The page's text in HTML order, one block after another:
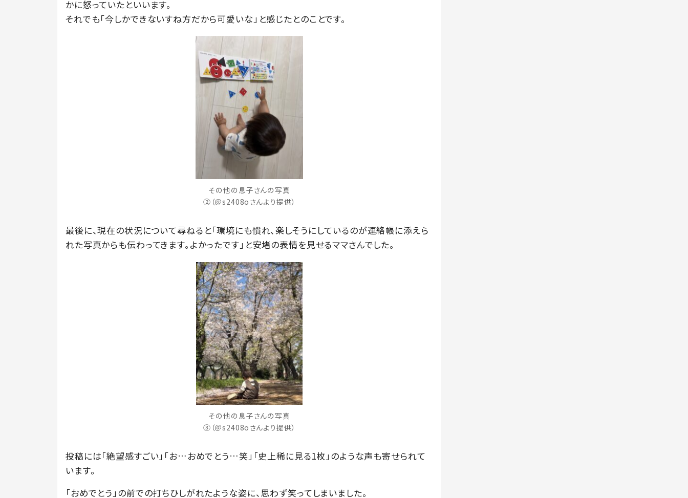
かに怒っていたといいます。
それでも「今しかできないすね方だから可愛いな」と感じたとのことです。
その他の息子さんの写真
②（＠s2408oさんより提供）
最後に、現在の状況について尋ねると「環境にも慣れ、楽しそうにしているのが連絡帳に添えら
れた写真からも伝わってきます。よかったです」と安堵の表情を見せるママさんでした。
その他の息子さんの写真
③（＠s2408oさんより提供）
投稿には「絶望感すごい」「お…おめでとう…笑」「史上稀に見る1枚」のような声も寄せられて
います。
「おめでとう」の前での打ちひしがれたような姿に、思わず笑ってしまいました。